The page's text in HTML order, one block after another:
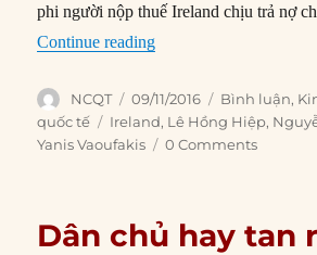
phi người nộp thuế Ireland chịu trả nợ
Continue reading“Apple, EU và vấn đề
Author
NCQT
Posted
on
09/11/2016 Categories
Bình luận,
quốc tế
Tags
Ireland, Lê Hồng Hiệp,
Yanis Vaoufakis
0 Comments
Dân chủ hay tan